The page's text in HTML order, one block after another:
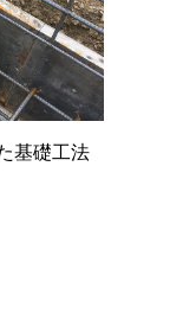
基礎工法